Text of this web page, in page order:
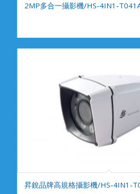
2MP多合一攝影機/HS-4IN1-
昇銳品牌高規格攝影機/HS-4IN1-